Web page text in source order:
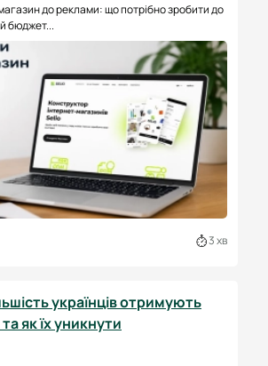
до реклами: що потрібно зробити до
бюджет...
3 хв
українців отримують
як їх уникнути